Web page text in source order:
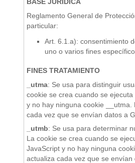
BASE JURÍDICA
Reglamento General de
particular:
Art. 6.1.a): consentimiento
uno o varios fines
FINES TRATAMIENTO
_utma: Se usa para distinguir
cookie se crea cuando se
y no hay ninguna cookie __utma.
cada vez que se envían datos a
_utmb: Se usa para determinar
La cookie se crea cuando se
JavaScript y no hay ninguna
actualiza cada vez que se envían